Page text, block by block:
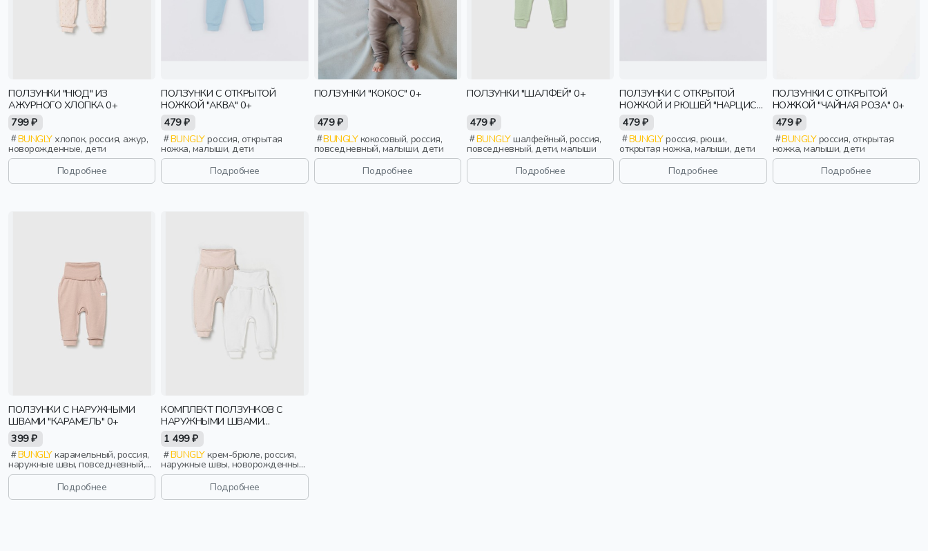
ПОЛЗУНКИ "НЮД" ИЗ
АЖУРНОГО ХЛОПКА 0+
799 ₽
BUNGLYхлопок, россия, ажур,
новорожденные, дети
Подробнее
ПОЛЗУНКИ С ОТКРЫТОЙ
НОЖКОЙ "АКВА" 0+
479 ₽
BUNGLYроссия, открытая
ножка, малыши, дети
Подробнее
ПОЛЗУНКИ "КОКОС" 0+
479 ₽
BUNGLYкокосовый, россия,
повседневный, малыши, дети
Подробнее
ПОЛЗУНКИ "ШАЛФЕЙ" 0+
479 ₽
BUNGLYшалфейный, россия,
повседневный, дети, малыши
Подробнее
ПОЛЗУНКИ С ОТКРЫТОЙ
НОЖКОЙ И РЮШЕЙ "НАРЦИСС"
0+
479 ₽
BUNGLYроссия, рюши,
открытая ножка, малыши, дети
Подробнее
ПОЛЗУНКИ С ОТКРЫТОЙ
НОЖКОЙ "ЧАЙНАЯ РОЗА" 0+
479 ₽
BUNGLYроссия, открытая
ножка, малыши, дети
Подробнее
ПОЛЗУНКИ С НАРУЖНЫМИ
ШВАМИ "КАРАМЕЛЬ" 0+
399 ₽
BUNGLYкарамельный, россия,
наружные швы, повседневный,
новорожденные, дети
Подробнее
КОМПЛЕКТ ПОЛЗУНКОВ С
НАРУЖНЫМИ ШВАМИ
"СЛИВКИ/КРЕМ-БРЮЛЕ" 0+
1 499 ₽
BUNGLYкрем-брюле, россия,
наружные швы, новорожденные,
дети
Подробнее